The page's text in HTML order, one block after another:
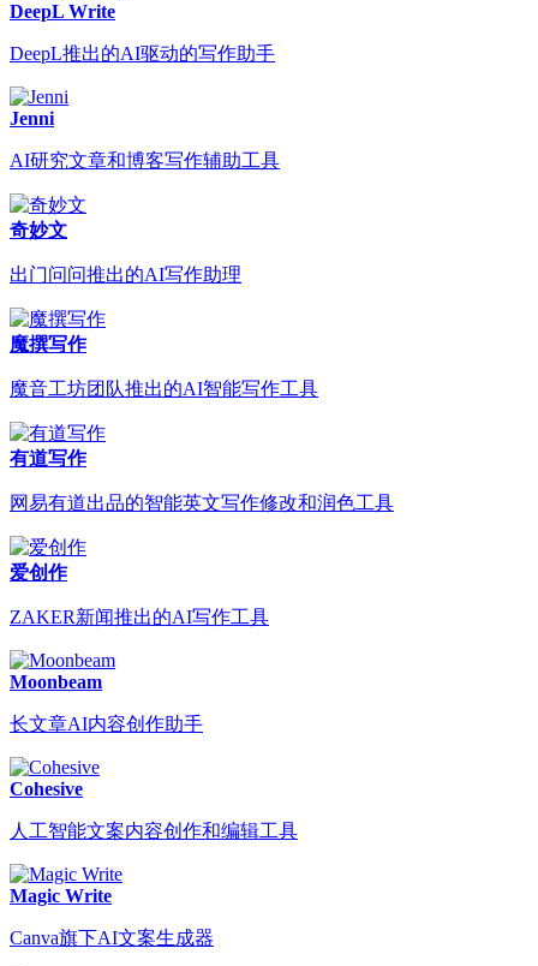
DeepL Write
DeepL推出的AI驱动的写作助手
Jenni
AI研究文章和博客写作辅助工具
奇妙文
出门问问推出的AI写作助理
魔撰写作
魔音工坊团队推出的AI智能写作工具
有道写作
网易有道出品的智能英文写作修改和润色工具
爱创作
ZAKER新闻推出的AI写作工具
Moonbeam
长文章AI内容创作助手
Cohesive
人工智能文案内容创作和编辑工具
Magic Write
Canva旗下AI文案生成器